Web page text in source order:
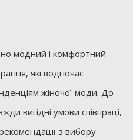
модний і комфортний
які водночас
жіночої моди. До
вигідні умови співпраці,
з вибору